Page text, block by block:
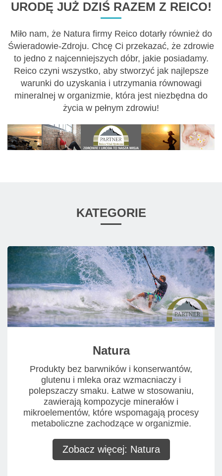
URODĘ JUŻ DZIŚ RAZEM Z REICO!
Miło nam, że Natura firmy Reico dotarły również do
Świeradowie-Zdroju. Chcę Ci przekazać, że zdrowie
to jedno z najcenniejszych dóbr, jakie posiadamy.
Reico czyni wszystko, aby stworzyć jak najlepsze
warunki do uzyskania i utrzymania równowagi
mineralnej w organizmie, która jest niezbędna do
życia w pełnym zdrowiu!
KATEGORIE
Natura
Produkty bez barwników i konserwantów,
glutenu i mleka oraz wzmacniaczy i
polepszaczy smaku. Łatwe w stosowaniu,
zawierają kompozycje minerałów i
mikroelementów, które wspomagają procesy
metaboliczne zachodzące w organizmie.
Zobacz więcej: Natura